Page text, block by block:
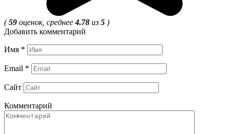
(59 оценок, среднее4.78 из 5 )
Добавить комментарий
Имя *
Email *
Сайт
Комментарий